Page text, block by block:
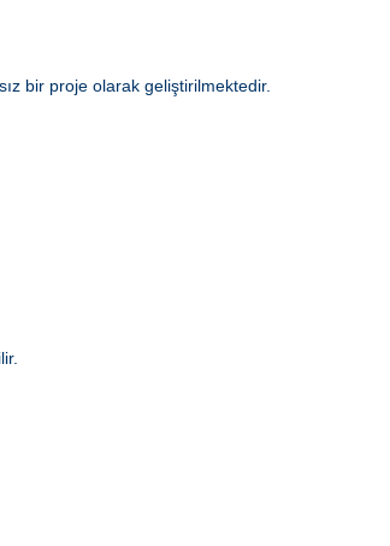
bir proje olarak geliştirilmektedir.